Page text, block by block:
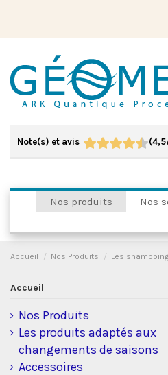
Note(s) et avis (4,5
Nos produits Nos
Accueil Nos Produits Les
Accueil
Nos Produits
Les produits adaptés aux
changements de saisons
Accessoires